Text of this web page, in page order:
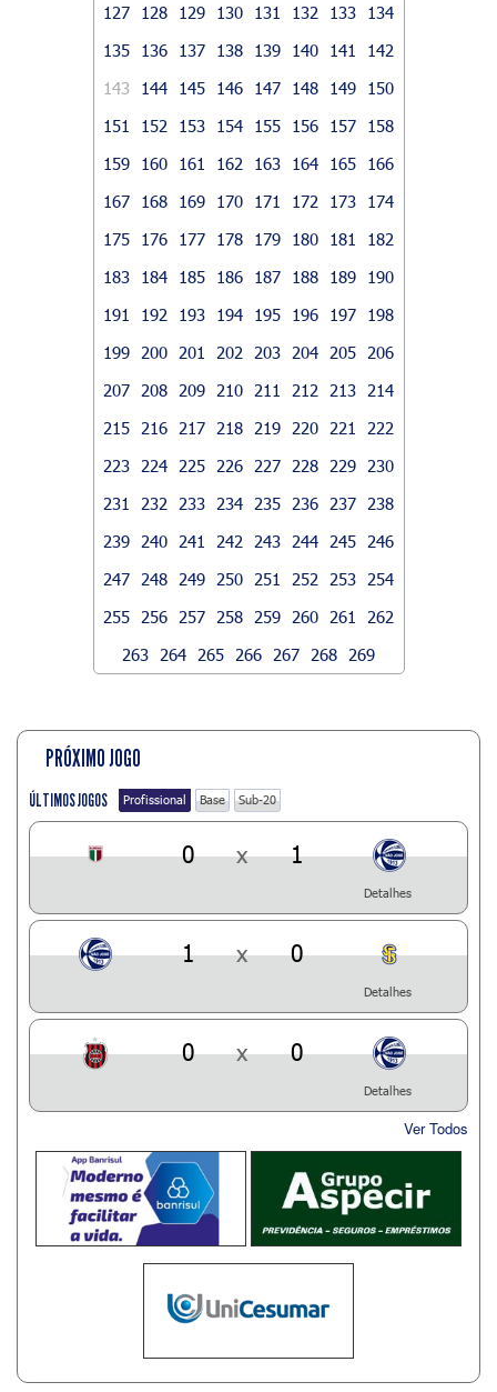
127
128 129 130 131 132 133
134
135
136 137 138 139 140 141
142
143
144 145 146 147 148 149
150
151
152 153 154 155 156 157
158
159
160 161 162 163 164 165
166
167
168 169 170 171 172 173
174
175
176 177 178 179 180 181
182
183
184 185 186 187 188 189
190
191
192 193 194 195 196 197
198
199
200 201 202 203 204 205
206
207
208 209 210 211 212 213
214
215
216 217 218 219 220 221
222
223
224 225 226 227 228 229
230
231
232 233 234 235 236 237
238
239
240 241 242 243 244 245
246
247
248 249 250 251 252 253
254
255
256 257 258 259 260 261
262
263
264 265 266 267 268 269
PRÓXIMO JOGO
ÚLTIMOS JOGOS Profissional Base Sub-20
0 x 1
Detalhes
1 x 0
Detalhes
0 x 0
Detalhes
Ver Todos